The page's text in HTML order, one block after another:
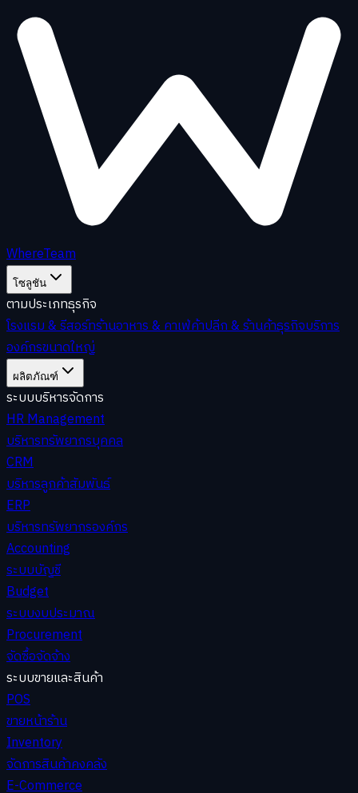
WhereTeam
โซลูชัน
ตามประเภทธุรกิจ
โรงแรม & รีสอร์ทร้านอาหาร & คาเฟ่ค้าปลีก & ร้านค้าธุรกิจบริการ
องค์กรขนาดใหญ่
ผลิตภัณฑ์
ระบบบริหารจัดการ
HR Management
บริหารทรัพยากรบุคคล
CRM
บริหารลูกค้าสัมพันธ์
ERP
บริหารทรัพยากรองค์กร
Accounting
ระบบบัญชี
Budget
ระบบงบประมาณ
Procurement
จัดซื้อจัดจ้าง
ระบบขายและสินค้า
POS
ขายหน้าร้าน
Inventory
จัดการสินค้าคงคลัง
E-Commerce